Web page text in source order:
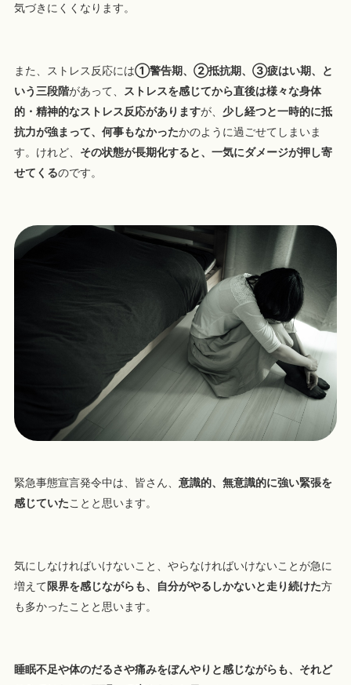
気づきにくくなります。
また、ストレス反応には①警告期、②抵抗期、③疲はい期、と
いう三段階があって、
ストレスを感じてから直後は様々な身体
的・精神的なストレス反応がありますが、 少し経つと一時的に抵
抗力が強まって、何事もなかったかのように過ごせてしまいま
す。けれど、 その状態が長期化すると、一気にダメージが押し寄
せてくるのです。
緊急事態宣言発令中は、皆さん、 意識的、無意識的に強い緊張を
感じていたことと思います。
気にしなければいけないこと、やらなければいけないことが急に
増えて限界を感じながらも、自分がやるしかないと走り続けた方
も多かったことと思います。
睡眠不足や体のだるさや痛みをぼんやりと感じながらも、それど